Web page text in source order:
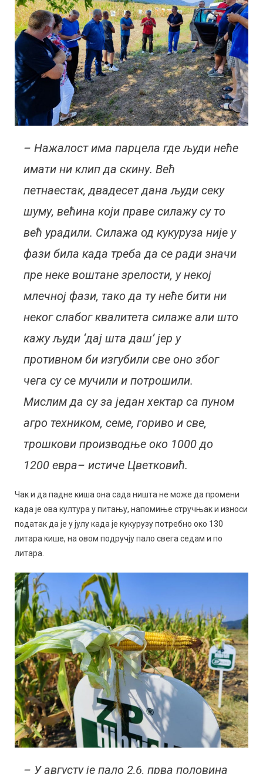
– Нажалост има парцела где људи неће
имати ни клип да скину. Већ
петнаестак, двадесет дана људи секу
шуму, већина који праве силажу су то
већ урадили. Силажа од кукуруза није у
фази била када треба да се ради значи
пре неке воштане зрелости, у некој
млечној фази, тако да ту неће бити ни
неког слабог квалитета силаже али што
кажу људи ‘дај шта даш’ јер у
противном би изгубили све оно због
чега су се мучили и потрошили.
Мислим да су за један хектар са пуном
агро техником, семе, гориво и све,
трошкови производње око 1000 до
1200 евра– истиче Цветковић.
Чак и да падне киша она сада ништа не може да промени
када је ова култура у питању, напомиње стручњак и износи
податак да је у јулу када је кукурузу потребно око 130
литара кише, на овом подручју пало свега седам и по
литара.
– У августу је пало 2,6, прва половина